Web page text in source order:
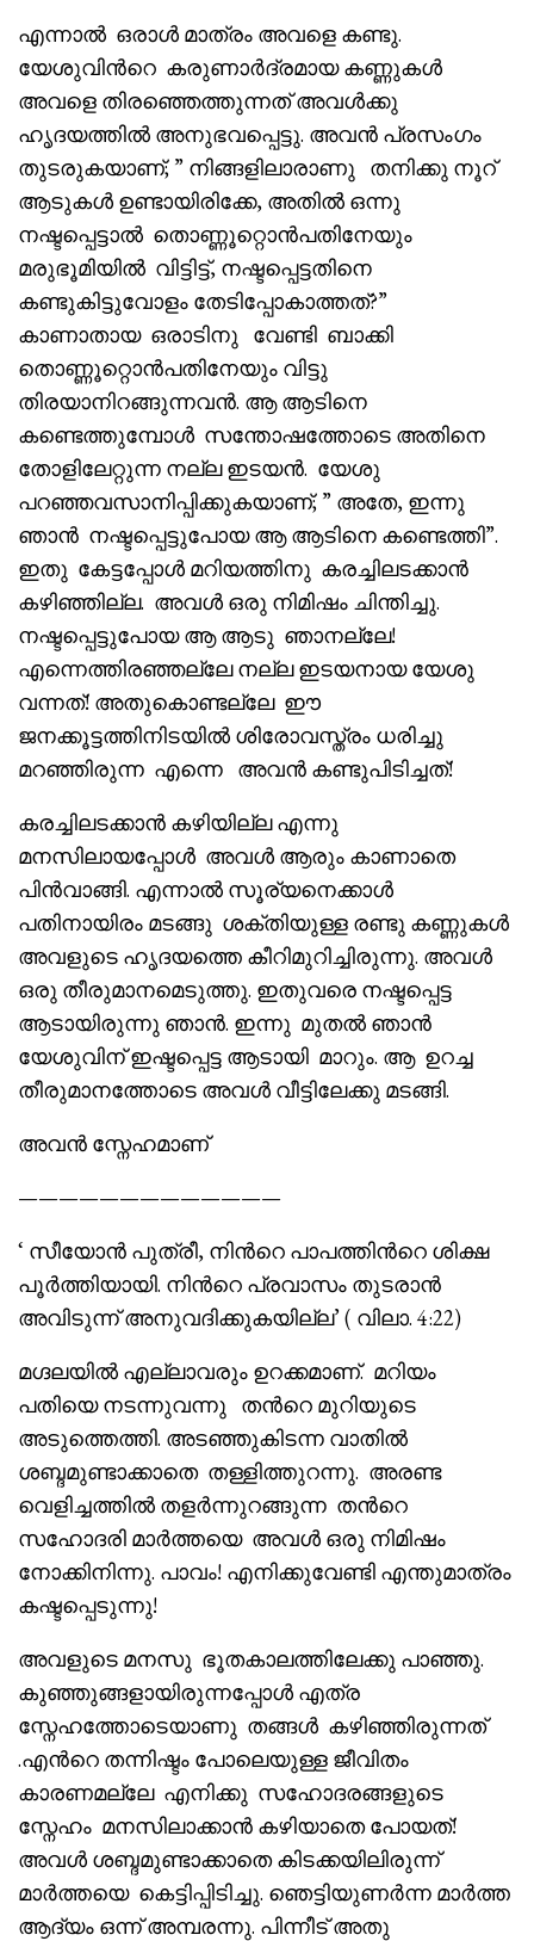
എന്നാൽ ഒരാൾ മാത്രം അവളെ കണ്ടു.
യേശുവിൻറെ കരുണാർദ്രമായ കണ്ണുകൾ
അവളെ തിരഞ്ഞെത്തുന്നത് അവൾക്കു
ഹൃദയത്തിൽ അനുഭവപ്പെട്ടു. അവൻ പ്രസംഗം
തുടരുകയാണ്; ” നിങ്ങളിലാരാണു തനിക്കു നൂറ്
ആടുകൾ ഉണ്ടായിരിക്കേ, അതിൽ ഒന്നു
നഷ്ടപ്പെട്ടാൽ തൊണ്ണൂറ്റൊൻപതിനേയും
മരുഭൂമിയിൽ വിട്ടിട്ട്, നഷ്ടപ്പെട്ടതിനെ
കണ്ടുകിട്ടുവോളം തേടിപ്പോകാത്തത്?”
കാണാതായ ഒരാടിനു വേണ്ടി ബാക്കി
തൊണ്ണൂറ്റൊൻപതിനേയും വിട്ടു
തിരയാനിറങ്ങുന്നവൻ. ആ ആടിനെ
കണ്ടെത്തുമ്പോൾ സന്തോഷത്തോടെ അതിനെ
തോളിലേറ്റുന്ന നല്ല ഇടയൻ. യേശു
പറഞ്ഞവസാനിപ്പിക്കുകയാണ്; ” അതേ, ഇന്നു
ഞാൻ നഷ്ടപ്പെട്ടുപോയ ആ ആടിനെ കണ്ടെത്തി”.
ഇതു കേട്ടപ്പോൾ മറിയത്തിനു കരച്ചിലടക്കാൻ
കഴിഞ്ഞില്ല. അവൾ ഒരു നിമിഷം ചിന്തിച്ചു.
നഷ്ടപ്പെട്ടുപോയ ആ ആടു ഞാനല്ലേ!
എന്നെത്തിരഞ്ഞല്ലേ നല്ല ഇടയനായ യേശു
വന്നത്! അതുകൊണ്ടല്ലേ ഈ
ജനക്കൂട്ടത്തിനിടയിൽ ശിരോവസ്ത്രം ധരിച്ചു
മറഞ്ഞിരുന്ന എന്നെ അവൻ കണ്ടുപിടിച്ചത്!
കരച്ചിലടക്കാൻ കഴിയില്ല എന്നു
മനസിലായപ്പോൾ അവൾ ആരും കാണാതെ
പിൻവാങ്ങി. എന്നാൽ സൂര്യനെക്കാൾ
പതിനായിരം മടങ്ങു ശക്തിയുള്ള രണ്ടു കണ്ണുകൾ
അവളുടെ ഹൃദയത്തെ കീറിമുറിച്ചിരുന്നു. അവൾ
ഒരു തീരുമാനമെടുത്തു. ഇതുവരെ നഷ്ടപ്പെട്ട
ആടായിരുന്നു ഞാൻ. ഇന്നു മുതൽ ഞാൻ
യേശുവിന് ഇഷ്ടപ്പെട്ട ആടായി മാറും. ആ ഉറച്ച
തീരുമാനത്തോടെ അവൾ വീട്ടിലേക്കു മടങ്ങി.
അവൻ സ്നേഹമാണ്
—————————————
‘ സീയോൻ പുത്രീ, നിൻറെ പാപത്തിൻറെ ശിക്ഷ
പൂർത്തിയായി. നിൻറെ പ്രവാസം തുടരാൻ
അവിടുന്ന് അനുവദിക്കുകയില്ല’ ( വിലാ. 4:22)
മഗ്ദലയിൽ എല്ലാവരും ഉറക്കമാണ്. മറിയം
പതിയെ നടന്നുവന്നു തൻറെ മുറിയുടെ
അടുത്തെത്തി. അടഞ്ഞുകിടന്ന വാതിൽ
ശബ്ദമുണ്ടാക്കാതെ തള്ളിത്തുറന്നു. അരണ്ട
വെളിച്ചത്തിൽ തളർന്നുറങ്ങുന്ന തൻറെ
സഹോദരി മാർത്തയെ അവൾ ഒരു നിമിഷം
നോക്കിനിന്നു. പാവം! എനിക്കുവേണ്ടി എന്തുമാത്രം
കഷ്ടപ്പെടുന്നു!
അവളുടെ മനസു ഭൂതകാലത്തിലേക്കു പാഞ്ഞു.
കുഞ്ഞുങ്ങളായിരുന്നപ്പോൾ എത്ര
സ്നേഹത്തോടെയാണു തങ്ങൾ കഴിഞ്ഞിരുന്നത്
.എൻറെ തന്നിഷ്ടം പോലെയുള്ള ജീവിതം
കാരണമല്ലേ എനിക്കു സഹോദരങ്ങളുടെ
സ്നേഹം മനസിലാക്കാൻ കഴിയാതെ പോയത്!
അവൾ ശബ്ദമുണ്ടാക്കാതെ കിടക്കയിലിരുന്ന്
മാർത്തയെ കെട്ടിപ്പിടിച്ചു. ഞെട്ടിയുണർന്ന മാർത്ത
ആദ്യം ഒന്ന് അമ്പരന്നു. പിന്നീട് അതു